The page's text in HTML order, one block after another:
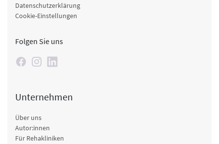
Datenschutzerklärung
Cookie-Einstellungen
Folgen Sie uns
Unternehmen
Über uns
Autor:innen
Für Rehakliniken